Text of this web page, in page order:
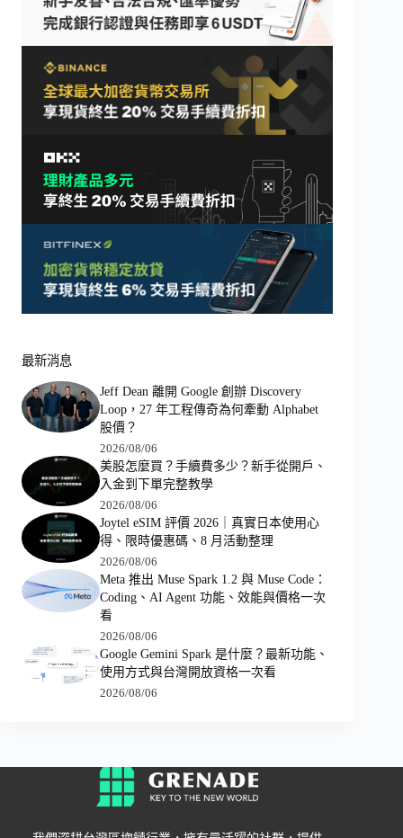
最新消息
Jeff Dean 離開 Google 創辦 Discovery
Loop，27 年工程傳奇為何牽動 Alphabet
股價？
2026/08/06
美股怎麼買？手續費多少？新手從開戶、
入金到下單完整教學
2026/08/06
Joytel eSIM 評價 2026｜真實日本使用心
得、限時優惠碼、8 月活動整理
2026/08/06
Meta 推出 Muse Spark 1.2 與 Muse Code：
Coding、AI Agent 功能、效能與價格一次
看
2026/08/06
Google Gemini Spark 是什麼？最新功能、
使用方式與台灣開放資格一次看
2026/08/06